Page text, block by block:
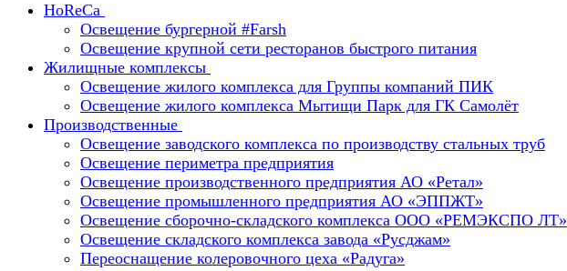
HoReCa
Освещение бургерной #Farsh
Освещение крупной сети ресторанов быстрого питания
Жилищные комплексы
Освещение жилого комплекса для Группы компаний ПИК
Освещение жилого комплекса Мытищи Парк для ГК Самолёт
Производственные
Освещение заводского комплекса по производству стальных труб
Освещение периметра предприятия
Освещение производственного предприятия АО «Ретал»
Освещение промышленного предприятия АО «ЭППЖТ»
Освещение сборочно-складского комплекса ООО «РЕМЭКСПО ЛТ»
Освещение складского комплекса завода «Русджам»
Переоснащение колеровочного цеха «Радуга»